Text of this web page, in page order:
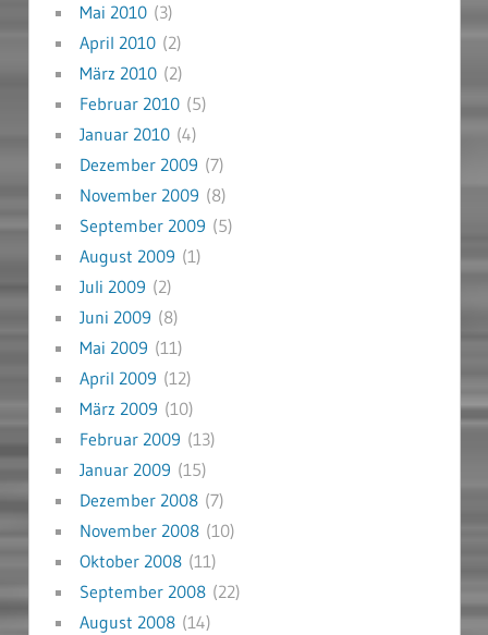
Mai 2010(3)
April 2010(2)
März 2010(2)
Februar 2010(5)
Januar 2010(4)
Dezember 2009 (7)
November 2009 (8)
September 2009 (5)
August 2009 (1)
Juli 2009 (2)
Juni 2009 (8)
Mai 2009 (11)
April 2009 (12)
März 2009 (10)
Februar 2009 (13)
Januar 2009 (15)
Dezember 2008(7)
November 2008(10)
Oktober 2008(11)
September 2008(22)
August 2008(14)